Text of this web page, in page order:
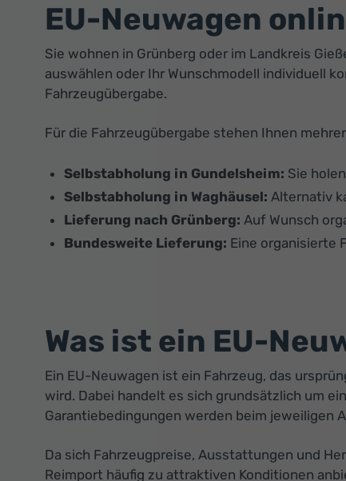
EU-Neuwagen
Sie wohnen in Grünberg oder im Landkreis
auswählen oder Ihr Wunschmodell individuell
Fahrzeugübergabe.
Für die Fahrzeugübergabe stehen Ihnen
Selbstabholung in Gundelsheim: Sie
Selbstabholung in Waghäusel: Alternativ
Lieferung nach Grünberg: Auf Wunsch
Bundesweite Lieferung: Eine organisierte
Was ist ein EU-
Ein EU-Neuwagen ist ein Fahrzeug, das
wird. Dabei handelt es sich grundsätzlich um
Garantiebedingungen werden beim jeweiligen
Da sich Fahrzeugpreise, Ausstattungen und
Reimport häufig zu attraktiven Konditionen